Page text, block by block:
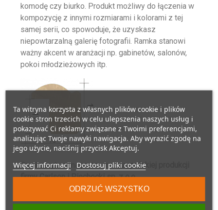
komodę czy biurko. Produkt możliwy do łączenia w
kompozycję z innymi rozmiarami i kolorami z tej
samej serii, co spowoduje, że uzyskasz
niepowtarzalną galerię fotografii. Ramka stanowi
ważny akcent w aranżacji np. gabinetów, salonów,
pokoi młodzieżowych itp.
Ramka wykonana jest z drewna,polskiej produkcji
firmy Carlson i Piechocki sp. z o.o.
Ta witryna korzysta z własnych plików cookie i plików
cookie stron trzecich w celu ulepszenia naszych usług i
pokazywać Ci reklamy związane z Twoimi preferencjami,
analizując Twoje nawyki nawigacja. Aby wyrazić zgodę na
jego użycie, naciśnij przycisk Akceptuj.
Więcej informacji Dostosuj pliki cookie
ODRZUĆ WSZYSTKO